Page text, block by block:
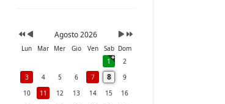
Agosto 2026
Lun Mar Mer Gio Ven Sab Dom
1
2
3
4 5 6 7 8
9
10
11 12 13 14 15
16